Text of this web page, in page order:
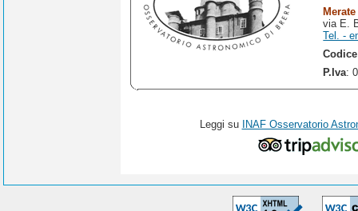
Merate
via E.
Tel. -
P.Iva:
Leggi su INAF Osservatorio